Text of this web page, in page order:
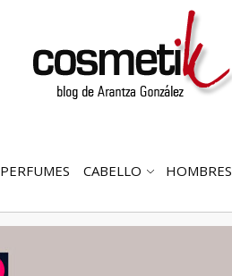
ABRIR
PERFUMES
ABRIR
CABELLO HOMBRES